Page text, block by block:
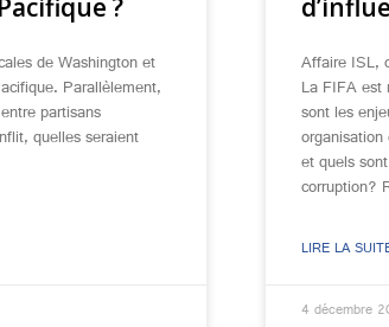
de Washington et
Parallèlement,
partisans
quelles seraient
Affaire ISL,
La FIFA est
sont les
et quels
corruption?
LIRE LA
4 décembre